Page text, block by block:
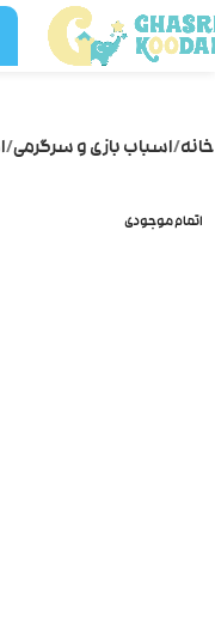
خانه اسباب بازی و سرگرمی
اتمام موجودی